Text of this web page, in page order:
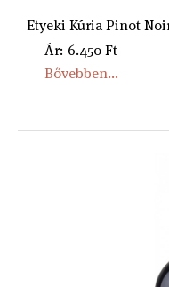
Etyeki Kúria Pinot
Ár: 6.450 Ft
Bővebben...